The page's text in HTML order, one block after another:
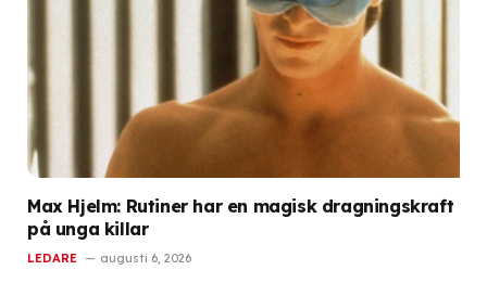
Max Hjelm: Rutiner har en magisk dragningskraft
på unga killar
LEDARE augusti 6, 2026